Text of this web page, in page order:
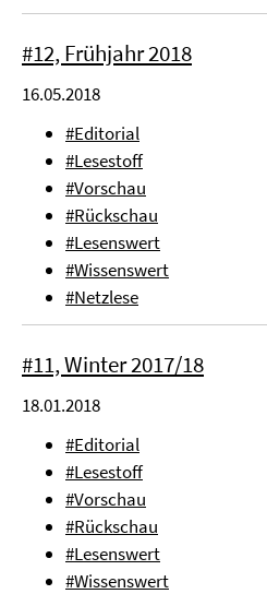
#12, Frühjahr 2018
16.05.2018
#Editorial
#Lesestoff
#Vorschau
#Rückschau
#Lesenswert
#Wissenswert
#Netzlese
#11, Winter 2017/18
18.01.2018
#Editorial
#Lesestoff
#Vorschau
#Rückschau
#Lesenswert
#Wissenswert